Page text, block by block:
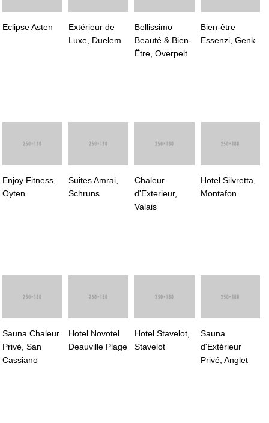
Eclipse Asten
Extérieur de
Luxe, Duelem
Bellissimo
Beauté & Bien-
Être, Overpelt
Bien-être
Essenzi, Genk
Enjoy Fitness,
Oyten
Suites Amrai,
Schruns
Chaleur
d'Exterieur,
Valais
Hotel Silvretta,
Montafon
Sauna Chaleur
Privé, San
Cassiano
Hotel Novotel
Deauville Plage
Hotel Stavelot,
Stavelot
Sauna
d'Extérieur
Privé, Anglet